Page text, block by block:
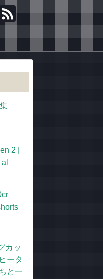
2 |
カッ
ータ
と一